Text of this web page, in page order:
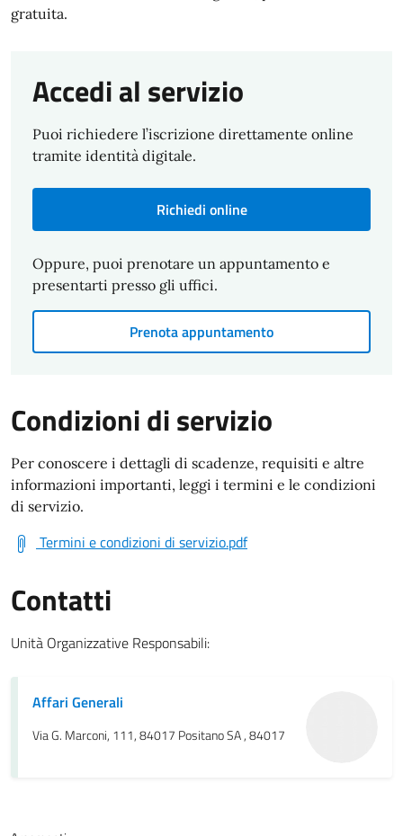
gratuita.
Accedi al servizio
Puoi richiedere l’iscrizione direttamente online
tramite identità digitale.
Richiedi online
Oppure, puoi prenotare un appuntamento e
presentarti presso gli uffici.
Prenota appuntamento
Condizioni di servizio
Per conoscere i dettagli di scadenze, requisiti e altre
informazioni importanti, leggi i termini e le condizioni
di servizio.
Termini e condizioni di servizio.pdf
Contatti
Unità Organizzative Responsabili:
Affari Generali
Via G. Marconi, 111, 84017 Positano SA , 84017